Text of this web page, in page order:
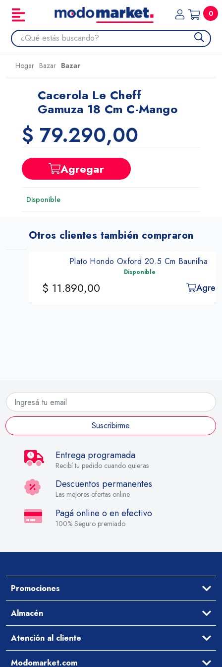
0
Hogar Bazar Bazar
Cacerola Le Cheff
Gamuza 18 Cm C-Mango
$ 79.290,00
Agregar
Disponible
Otros clientes también compraron
Plato Hondo Oxford 20.5 Cm Baunilha
Disponible
$ 11.890,00 Agregar
Suscribirme
Entrega programada
Recibí tu pedido cuando quieras
Descuentos permanentes
Las mejores ofertas online
Pagá online o en efectivo
100% Seguro premiado
Promociones
Almacén
Arroz y Legumbres
Atención al cliente
Modomarket.com